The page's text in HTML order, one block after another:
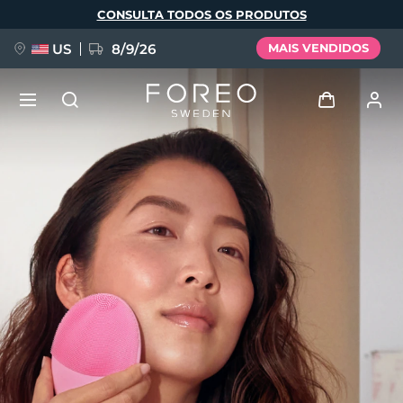
principal
CONSULTA TODOS OS PRODUTOS
US 8/9/26 MAIS VENDIDOS
Perfil de usuário
Meus aparelhos
Meus pedidos
Meus endereços
As minhas subscrições
NOVIDADE
FAQ™ Pure Beauty-Tech Elixir
BREAKING NEWS
issa™ Teeth Whitening Set
Idioma
English Deutsch
Español
Français
Italiano
Português
Polski
Svenska
Русский
Türkçe
简体中文 繁體中文